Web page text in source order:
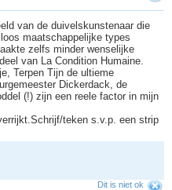
van de duivelskunstenaar die
maatschappelijke types
zelfs minder wenselijke
van La Condition Humaine.
Terpen Tijn de ultieme
Dickerdack, de
(!) zijn een reele factor in mijn
teken s.v.p. een strip
Dit is niet ok